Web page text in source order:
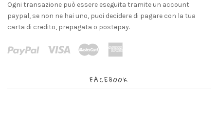
Ogni transazione può essere eseguita tramite un account
paypal, se non ne hai uno, puoi decidere di pagare con la tua
carta di credito, prepagata o postepay.
FACEBOOK